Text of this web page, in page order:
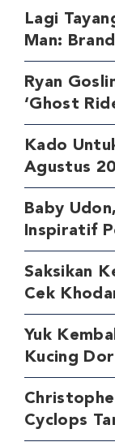
Lagi
Man:
Ryan
‘Ghost
Kado
Agustus
Baby
Inspiratif
Saksikan
Cek
Yuk
Kucing
Cyclops